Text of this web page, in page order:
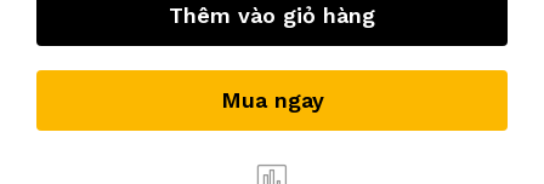
Thêm vào giỏ hàng
Mua ngay